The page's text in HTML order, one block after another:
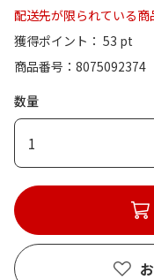
配送先が限られている商
獲得ポイント： 53 pt
商品番号
8075092374
数量
1